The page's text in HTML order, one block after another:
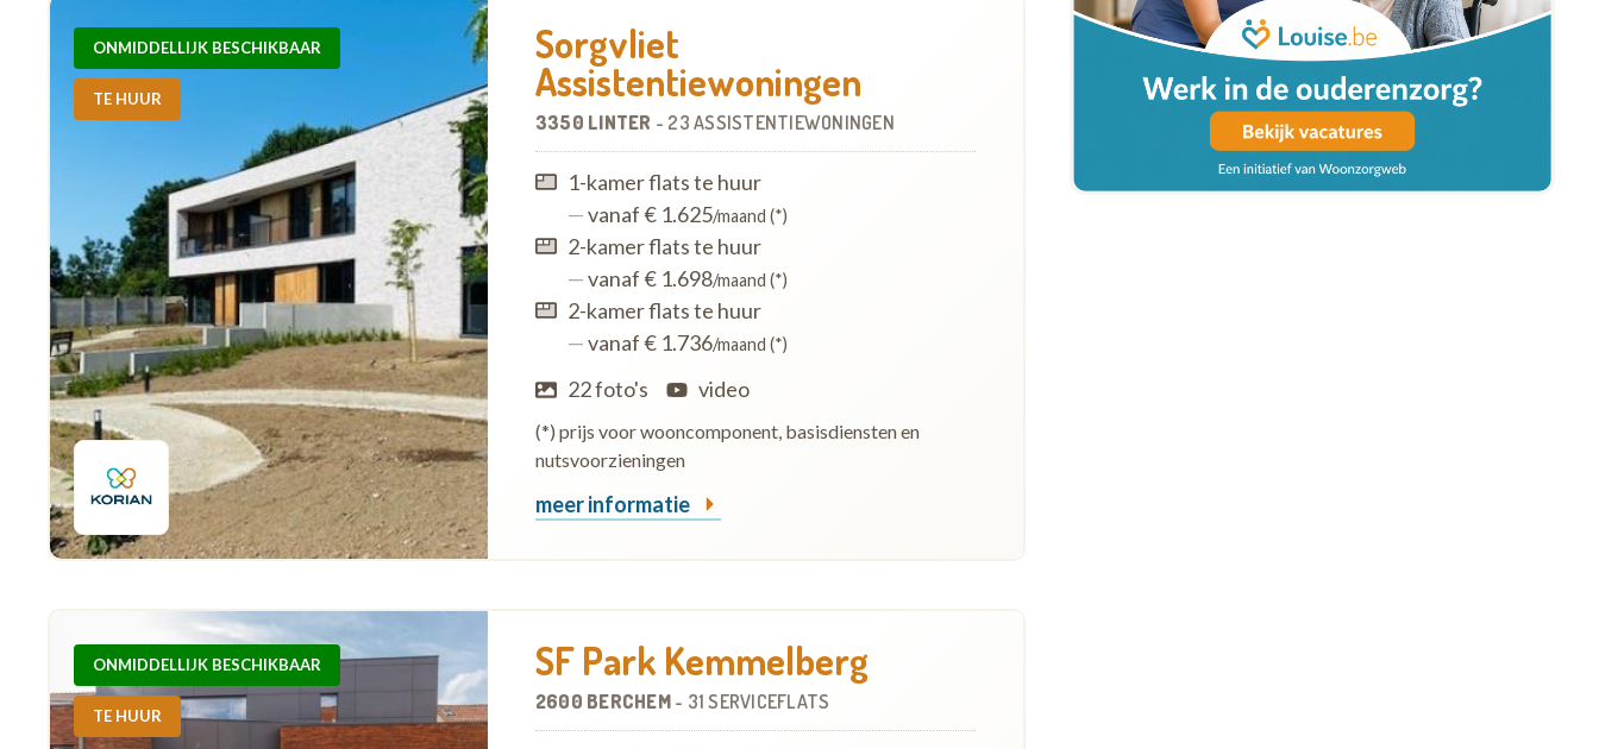
ONMIDDELLIJK BESCHIKBAAR
TE HUUR
Sorgvliet
Assistentiewoningen
3350 LINTER - 23 ASSISTENTIEWONINGEN
1-kamer flats te huur
—vanaf € 1.625/maand (*)
2-kamer flats te huur
—vanaf € 1.698/maand (*)
2-kamer flats te huur
—vanaf € 1.736/maand (*)
22 foto's video
(*) prijs voor wooncomponent, basisdiensten en
nutsvoorzieningen
meer informatie
ONMIDDELLIJK BESCHIKBAAR
TE HUUR
SF Park Kemmelberg
2600 BERCHEM - 31 SERVICEFLATS